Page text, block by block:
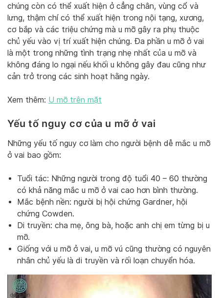
chúng còn có thể xuất hiện ở cẳng chân, vùng cổ và
lưng, thậm chí có thể xuất hiện trong nội tạng, xương,
cơ bắp và các triệu chứng mà u mỡ gây ra phụ thuộc
chủ yếu vào vị trí xuất hiện chúng. Đa phần u mỡ ở vai
là một trong những tình trạng nhẹ nhất của u mỡ và
không đáng lo ngại nếu khối u không gây đau cũng như
cản trở trong các sinh hoạt hằng ngày.
Xem thêm: U mỡ trên mặt
Yếu tố nguy cơ của u mỡ ở vai
Những yếu tố nguy cơ làm cho người bệnh dễ mắc u mỡ
ở vai bao gồm:
Tuổi tác: Những người trong độ tuổi 40 – 60 thường
có khả năng mắc u mỡ ở vai cao hơn bình thường.
Mắc bệnh nền: người bị hội chứng Gardner, hội
chứng Cowden.
Di truyền: cha mẹ, ông bà, hoặc anh chị em từng bị u
mỡ.
Giống với u mỡ ở vai, u mỡ vú cũng thường có nguyên
nhân chủ yếu là di truyền và rối loạn chuyển hóa.